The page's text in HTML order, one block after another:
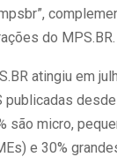
do MPS.BR.
atingiu em
publicadas
são micro,
e 30%